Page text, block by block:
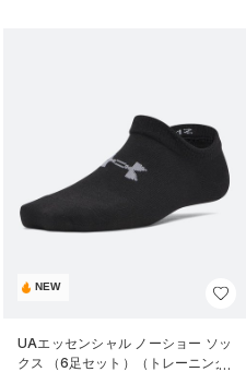
NEW
UAエッセンシャル ノーショー ソッ
クス （6足セット）（トレーニング/